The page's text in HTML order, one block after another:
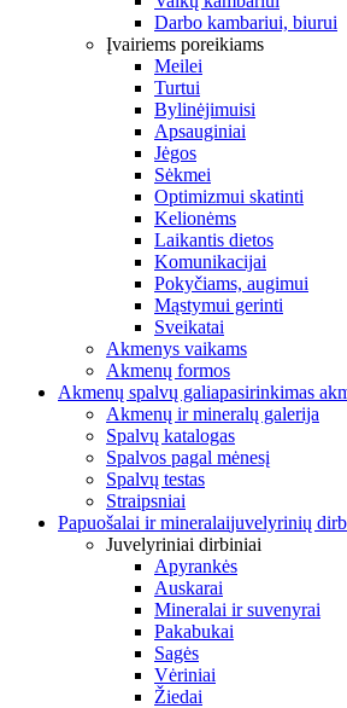
Darbo kambariui, biurui
Įvairiems poreikiams
Meilei
Turtui
Bylinėjimuisi
Apsauginiai
Jėgos
Sėkmei
Optimizmui skatinti
Kelionėms
Laikantis dietos
Komunikacijai
Pokyčiams, augimui
Mąstymui gerinti
Sveikatai
Akmenys vaikams
Akmenų formos
Akmenų spalvų galiapasirinkimas
Akmenų ir mineralų galerija
Spalvų katalogas
Spalvos pagal mėnesį
Spalvų testas
Straipsniai
Papuošalai ir mineralaijuvelyrinių
Juvelyriniai dirbiniai
Apyrankės
Auskarai
Mineralai ir suvenyrai
Pakabukai
Sagės
Vėriniai
Žiedai